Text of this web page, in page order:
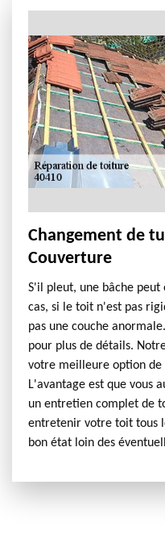
Changement de
Couverture
S'il pleut, une bâche
cas, si le toit n'est pas
pas une couche
pour plus de détails.
votre meilleure option de
L'avantage est que vous
un entretien complet de
entretenir votre toit tous
bon état loin des